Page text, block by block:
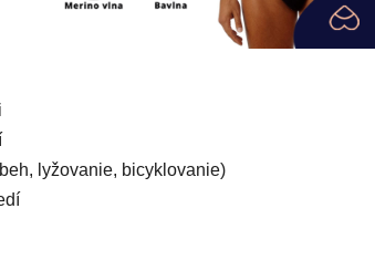
lyžovanie, bicyklovanie)